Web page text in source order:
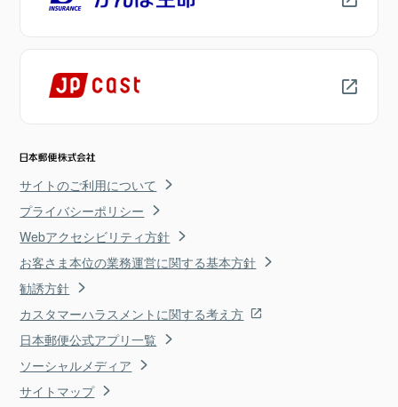
サイトのご利用について
プライバシーポリシー
Webアクセシビリティ方針
お客さま本位の業務運営に関する基本方針
勧誘方針
カスタマーハラスメントに関する考え方
日本郵便公式アプリ一覧
ソーシャルメディア
サイトマップ